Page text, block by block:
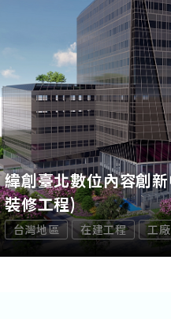
緯創臺北數位內容創
裝修工程)
台灣地區 在建工程 工